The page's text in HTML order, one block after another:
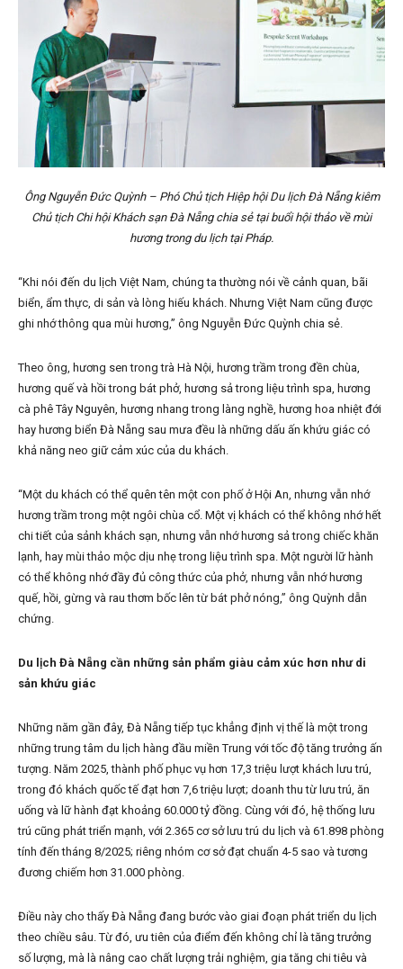
Ông Nguyễn Đức Quỳnh – Phó Chủ tịch Hiệp hội Du lịch Đà Nẵng kiêm
Chủ tịch Chi hội Khách sạn Đà Nẵng chia sẻ tại buổi hội thảo về mùi
hương trong du lịch tại Pháp.
“Khi nói đến du lịch Việt Nam, chúng ta thường nói về cảnh quan, bãi
biển, ẩm thực, di sản và lòng hiếu khách. Nhưng Việt Nam cũng được
ghi nhớ thông qua mùi hương,” ông Nguyễn Đức Quỳnh chia sẻ.
Theo ông, hương sen trong trà Hà Nội, hương trầm trong đền chùa,
hương quế và hồi trong bát phở, hương sả trong liệu trình spa, hương
cà phê Tây Nguyên, hương nhang trong làng nghề, hương hoa nhiệt đới
hay hương biển Đà Nẵng sau mưa đều là những dấu ấn khứu giác có
khả năng neo giữ cảm xúc của du khách.
“Một du khách có thể quên tên một con phố ở Hội An, nhưng vẫn nhớ
hương trầm trong một ngôi chùa cổ. Một vị khách có thể không nhớ hết
chi tiết của sảnh khách sạn, nhưng vẫn nhớ hương sả trong chiếc khăn
lạnh, hay mùi thảo mộc dịu nhẹ trong liệu trình spa. Một người lữ hành
có thể không nhớ đầy đủ công thức của phở, nhưng vẫn nhớ hương
quế, hồi, gừng và rau thơm bốc lên từ bát phở nóng,” ông Quỳnh dẫn
chứng.
Du lịch Đà Nẵng cần những sản phẩm giàu cảm xúc hơn như di
sản khứu giác
Những năm gần đây, Đà Nẵng tiếp tục khẳng định vị thế là một trong
những trung tâm du lịch hàng đầu miền Trung với tốc độ tăng trưởng ấn
tượng. Năm 2025, thành phố phục vụ hơn 17,3 triệu lượt khách lưu trú,
trong đó khách quốc tế đạt hơn 7,6 triệu lượt; doanh thu từ lưu trú, ăn
uống và lữ hành đạt khoảng 60.000 tỷ đồng. Cùng với đó, hệ thống lưu
trú cũng phát triển mạnh, với 2.365 cơ sở lưu trú du lịch và 61.898 phòng
tính đến tháng 8/2025; riêng nhóm cơ sở đạt chuẩn 4-5 sao và tương
đương chiếm hơn 31.000 phòng.
Điều này cho thấy Đà Nẵng đang bước vào giai đoạn phát triển du lịch
theo chiều sâu. Từ đó, ưu tiên của điểm đến không chỉ là tăng trưởng
số lượng, mà là nâng cao chất lượng trải nghiệm, gia tăng chi tiêu và